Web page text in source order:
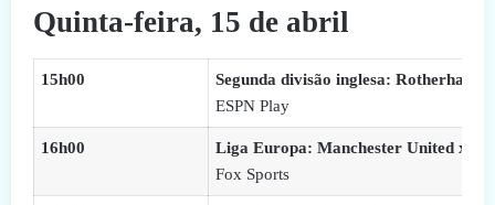
Quinta-feira, 15 de abril
15h00
Segunda divisão inglesa: Rotherham
ESPN Play
16h00
Liga Europa: Manchester United x
Fox Sports